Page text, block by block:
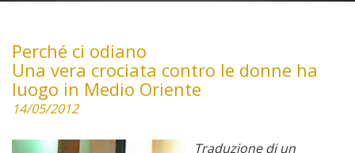
Perché ci odiano
Una vera crociata contro le donne ha
luogo in Medio Oriente
14/05/2012
Traduzione di un